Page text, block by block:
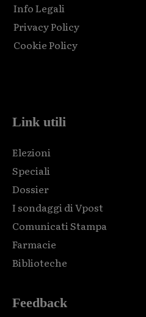
Info Legali
Privacy Policy
Cookie Policy
Link utili
Elezioni
Speciali
Dossier
I sondaggi di Vpost
Comunicati Stampa
Farmacie
Biblioteche
Feedback